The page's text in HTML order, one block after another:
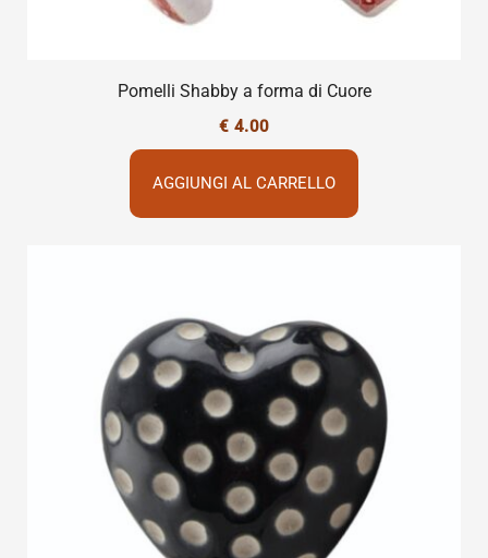
Pomelli Shabby a forma di Cuore
€ 4.00
AGGIUNGI AL CARRELLO